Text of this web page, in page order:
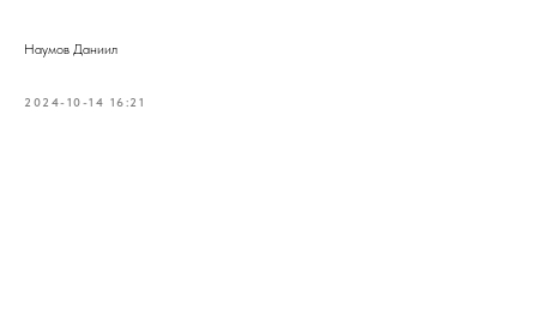
Наумов Даниил
2024-10-14 16:21